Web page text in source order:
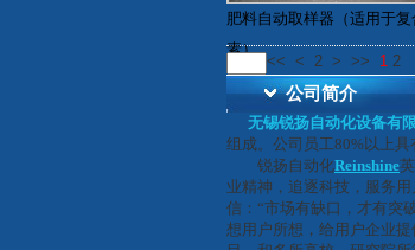
肥料自动取样器（适用于
素）
<< < 2 > >> 1 2
公司简介
无锡锐扬自动化设备有
组成。公司员工80%以上
锐扬自动化Reinshine
业精神，追逐科技，服务
信：“市场有缺口，才有突
想用户所想，给用户企业